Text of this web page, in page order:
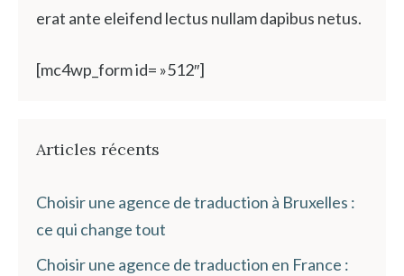
erat ante eleifend lectus nullam dapibus netus.
[mc4wp_form id= »512″]
Articles récents
Choisir une agence de traduction à Bruxelles :
ce qui change tout
Choisir une agence de traduction en France :